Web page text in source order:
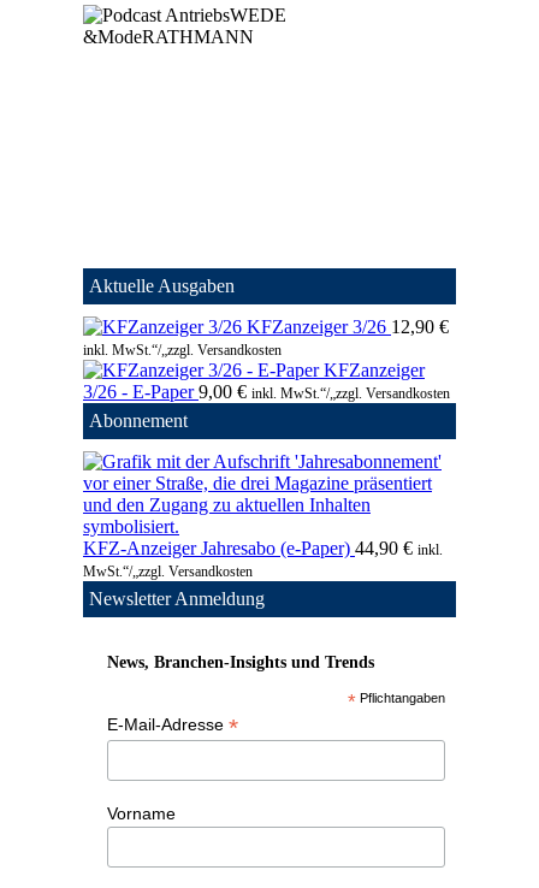
Aktuelle Ausgaben
KFZanzeiger 3/26 12,90 €
inkl. MwSt.“/„zzgl. Versandkosten
KFZanzeiger
3/26 - E-Paper 9,00 € inkl. MwSt.“/„zzgl. Versandkosten
Abonnement
KFZ-Anzeiger Jahresabo (e-Paper) 44,90 € inkl.
MwSt.“/„zzgl. Versandkosten
Newsletter Anmeldung
News, Branchen-Insights und Trends
* Pflichtangaben
E-Mail-Adresse *
Vorname